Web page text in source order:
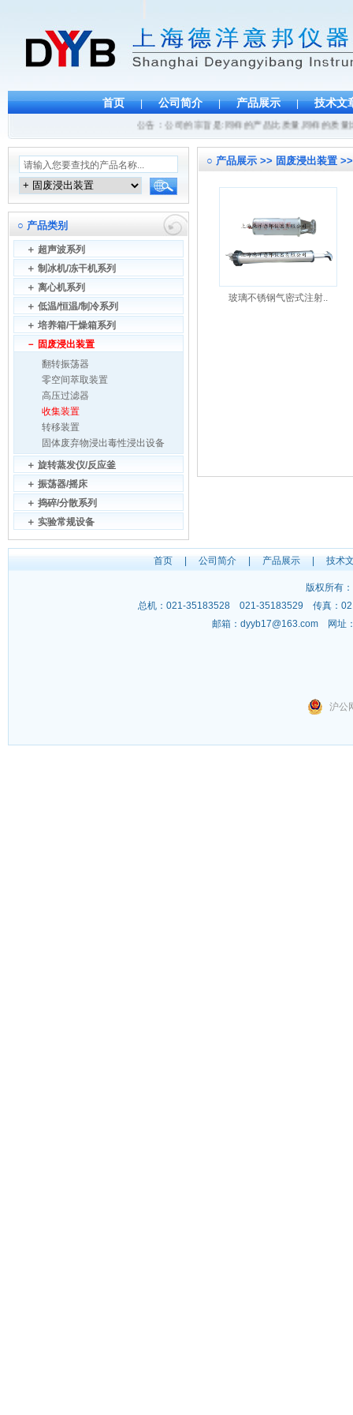
首页 | 公司简介 | 产品展示 | 技术文
公告：公司的宗旨是:同样的产品比质量,同样的质
○ 产品类别
＋ 超声波系列
＋ 制冰机/冻干机系列
＋ 离心机系列
＋ 低温/恒温/制冷系列
＋ 培养箱/干燥箱系列
－ 固废浸出装置
翻转振荡器
零空间萃取装置
高压过滤器
收集装置
转移装置
固体废弃物浸出毒性浸出设备
＋ 旋转蒸发仪/反应釜
＋ 振荡器/摇床
＋ 捣碎/分散系列
＋ 实验常规设备
○ 产品展示 >> 固废浸出装置
玻璃不锈钢气密式注射..
首页| 公司简介| 产品展示| 技术
版权所有：
总机：021-35183528 021-35183529 传真：
邮箱： dyyb17@163.com 网址
沪公